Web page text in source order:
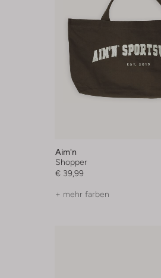
Aim'n
Shopper
€ 39,99
+ mehr farben